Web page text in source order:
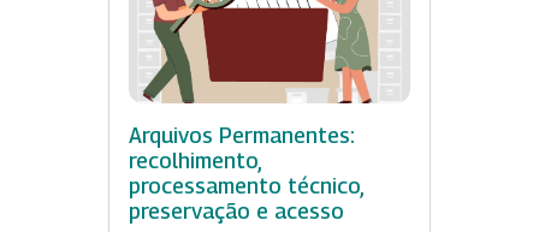
Arquivos Permanentes:
recolhimento,
processamento técnico,
preservação e acesso